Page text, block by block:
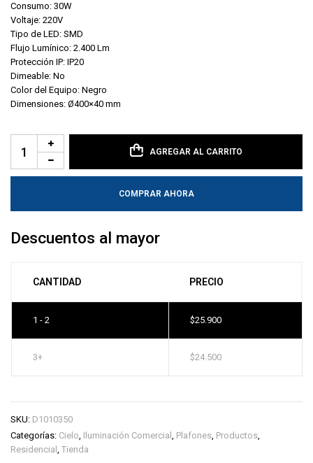
Consumo: 30W
Voltaje: 220V
Tipo de LED: SMD
Flujo Lumínico: 2.400 Lm
Protección IP: IP20
Dimeable: No
Color del Equipo: Negro
Dimensiones: Ø400×40 mm
AGREGAR AL CARRITO
COMPRAR AHORA
Descuentos al mayor
CANTIDAD PRECIO
1 - 2 $25.900
3+ $24.500
SKU: D1010350
Categorías: Cielo, Iluminación Comercial , Plafones, Productos,
Residencial , Tienda